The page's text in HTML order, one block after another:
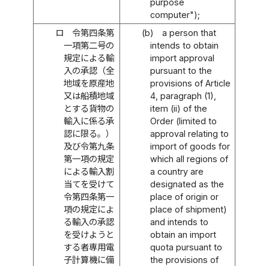
purpose
computer");
ロ
令第四条第
一項第二号の
規定による輸
入の承認（全
地域を原産地
又は船積地域
とする貨物の
輸入に係る承
認に限る。）
及び令第九条
第一項の規定
による輸入割
当てを受けて
令第四条第一
項の規定によ
る輸入の承認
を受けようと
する者専用電
子計算機に備
(b)
a person that
intends to obtain
import approval
pursuant to the
provisions of Article
4, paragraph (1),
item (ii) of the
Order (limited to
approval relating to
import of goods for
which all regions of
a country are
designated as the
place of origin or
place of shipment)
and intends to
obtain an import
quota pursuant to
the provisions of